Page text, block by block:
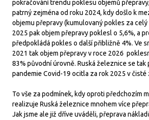
pokračování trendu poklesu objemů
patrný zejména od roku 2024, kdy došlo k
objemu přepravy (kumulovaný pokles za celý
2025 pak objem přepravy poklesl o 5,6%, a
předpokládá pokles o další přibližně 4%. Ve
2021 tak objem přepravy v roce 2026
83% původní úrovně. Ruská železnice se tak
pandemie Covid-19 ocitla za rok 2025 v čisté
To vše za podmínek, kdy oproti předchozím
realizuje Ruská železnice mnohem více
Jak jsme ale již dříve uváděli, přeprava